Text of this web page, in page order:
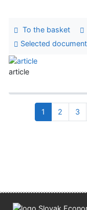
To the basket
Selected
article
1 2 3